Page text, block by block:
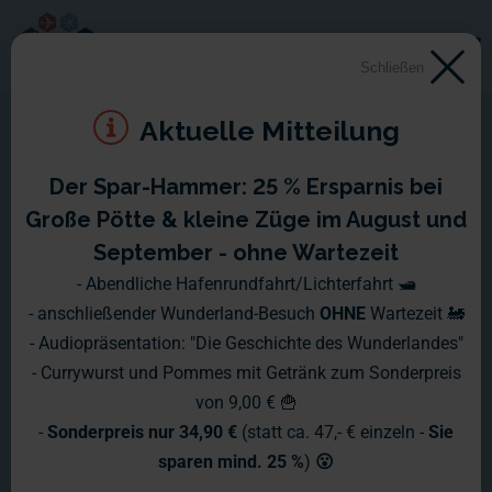
Montag, 04.07. - Sonntag,
10.07.2005
Rundherum nur noch Chaos, eine Veranstalltung jagt die
nächste... Naja, ok: Ganz so schlimm ist es nicht, aber fast...
Nach dem Samstag und Sonntag das 3.MFM im
Wunderland stattfand, geht es die kommende Woche nun
mit Preview-Empfängen und der offiziellen Eröffnung weiter.
Schließen
Aktuelle Mitteilung
Der Spar-Hammer: 25 % Ersparnis bei
Große Pötte & kleine Züge im August und
September - ohne Wartezeit
- Abendliche Hafenrundfahrt/Lichterfahrt 🛥️
- anschließender Wunderland-Besuch OHNE Wartezeit 🚂
- Audiopräsentation: "Die Geschichte des Wunderlandes"
- Currywurst und Pommes mit Getränk zum Sonderpreis
von 9,00 € 🍟
- Sonderpreis nur 34,90 € (statt ca. 47,- € einzeln - Sie
sparen mind. 25 %) 😮